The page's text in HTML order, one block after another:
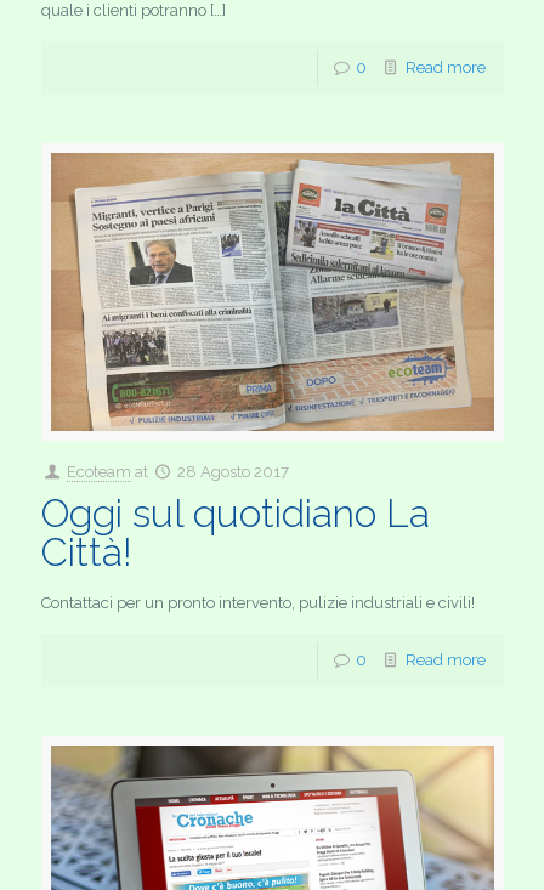
quale i clienti potranno […]
0 Read more
Ecoteam at 28 Agosto 2017
Oggi sul quotidiano La
Città!
Contattaci per un pronto intervento, pulizie industriali e civili!
0 Read more